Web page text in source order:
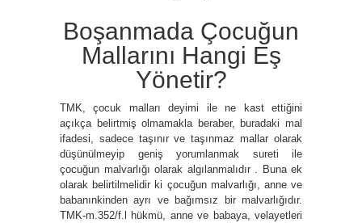
Boşanmada Çocuğun
Mallarını Hangi Eş
Yönetir?
TMK, çocuk malları deyimi ile ne kast ettiğini
açıkça belirtmiş olmamakla beraber, buradaki mal
ifadesi, sadece taşınır ve taşınmaz mallar olarak
düşünülmeyip geniş yorumlanmak sureti ile
çocuğun malvarlığı olarak algılanmalıdır . Buna ek
olarak belirtilmelidir ki çocuğun malvarlığı, anne ve
babanınkinden ayrı ve bağımsız bir malvarlığıdır.
TMK-m.352/f.l hükmü, anne ve babaya, velayetleri